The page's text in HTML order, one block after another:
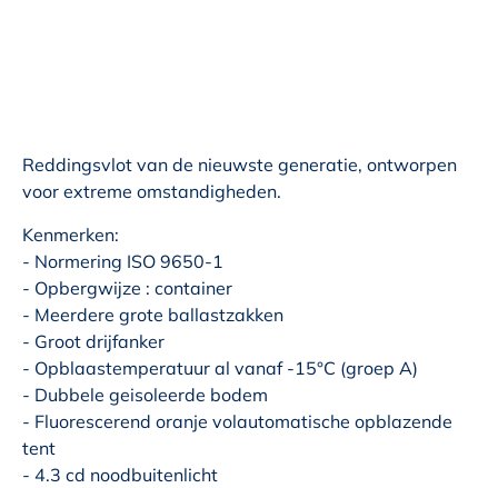
Reddingsvlot van de nieuwste generatie, ontworpen
voor extreme omstandigheden.
Kenmerken:
- Normering ISO 9650-1
- Opbergwijze : container
- Meerdere grote ballastzakken
- Groot drijfanker
- Opblaastemperatuur al vanaf -15°C (groep A)
- Dubbele geisoleerde bodem
- Fluorescerend oranje volautomatische opblazende
tent
- 4.3 cd noodbuitenlicht